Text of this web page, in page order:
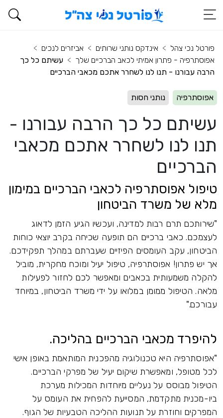
פורטל נכי צהל אינדקס נותני שרותים
אביזרים לנכים
אפוסתרפיה - פתרון אמיתי לכאב הברכיים שלך
עשיתם כל כך
הרבה עבורנו - תנו לנו לשחרר אתכם מכאבי הברכיים
אפוסתרפיה נותני חסות
עשיתם כל כך הרבה עבורנו -
תנו לנו לשחרר אתכם מכאבי
הברכיים
טיפול אפוסתרפיה לכאבי הברכיים במימון
מלא של משרד הביטחון
"שירותכם תרם רבות למדינה, ועכשיו הגיע הזמן לדאוג
לעצמכם. כאבי ברכיים הם תופעה שכיחה בקרב יוצאי כוחות
הביטחון, עקב העומסים הפיזיים שעברתם במהלך תפקידכם.
אך יש פתרון! אפוסתרפיה, טיפול יעיל ומוכח מחקרית, מוביל
להקלה משמעותית בכאבים ומאפשר לכם לחזור לפעילות
מלאה. הטיפול ממומן במלואו על ידי משרד הביטחון, במיוחד
עבורכם."
להיפרד מכאבי הברכיים בהליכה.
"אפוסתרפיה היא טכנולוגיה מהפכנית המותאמת באופן אישי
לכל מטופל, ומאפשרת שיקום יעיל של מפרקי הברכיים.
הטיפול מבוסס על נעליים מיוחדות המכילות מערכת
ביו-מכנית מתקדמת, המסייעת להפחית את העומס על
המפרקים וחוזרת על תנועות ההליכה הטבעיות של הגוף.